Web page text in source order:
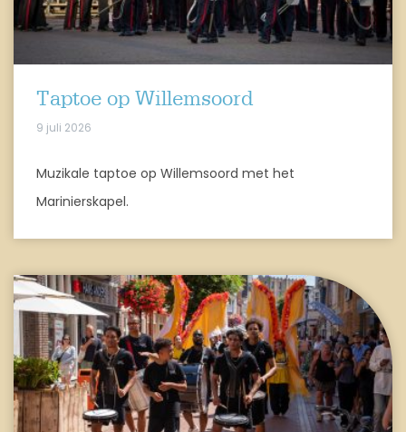
Taptoe op Willemsoord
9 juli 2026
Muzikale taptoe op Willemsoord met het
Marinierskapel.